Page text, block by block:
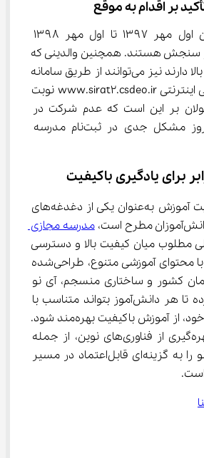
بر اقدام به موقع
سنجش هستند. همچنین والدینی که
فرزند چهار سال به بالا دارند نیز می‌توانند از طریق سامانه
«سیرت ۲» به نشانی اینترنتی www.sirat2.csdeo.ir نوبت
بر این است که عدم شرکت در
سنجش، موجب بروز مشکل جدی در ثبت‌نام مدرسه
برای یادگیری باکیفیت
در شرایطی که کیفیت آموزش به‌عنوان یکی از دغدغه‌های
مدرسه مجازی
مطلوب میان کیفیت بالا و دسترسی
گسترده ایجاد کند. با محتوای آموزشی متنوع، طراحی‌شده
کشور و ساختاری منسجم، آی نو
فرصتی را فراهم کرده تا هر دانش‌آموز بتواند متناسب با
نیازها و توانایی‌های خود، از آموزش باکیفیت بهره‌مند شود.
هزینه مناسب و بهره‌گیری از فناوری‌های نوین، از جمله
عواملی‌ست که آی نو را به گزینه‌ای قابل‌اعتماد در مسیر